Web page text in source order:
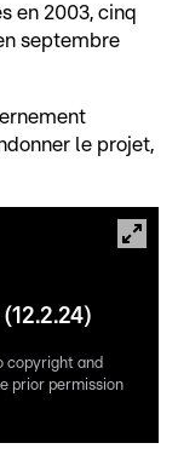
en 2003, cinq
septembre
le projet,
copyright and
prior permission